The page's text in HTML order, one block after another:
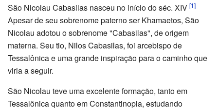
São Nicolau Cabasilas nasceu no início do séc. XIV [1]
Apesar de seu sobrenome paterno ser Khamaetos, São
Nicolau adotou o sobrenome "Cabasilas", de origem
materna. Seu tio, Nilos Cabasilas, foi arcebispo de
Tessalônica e uma grande inspiração para o caminho que
viria a seguir.
São Nicolau teve uma excelente formação, tanto em
Tessalônica quanto em Constantinopla, estudando